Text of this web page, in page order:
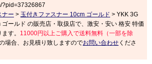
?pid=37326867
ナー > 玉付きファスナー 10cm ゴールド > YKK 3G
ールド の販売店・取扱店で、激安・安い 格安 特価
す。 11000円以上ご購入で送料無料（一部を除
場合、お見積り致しますのでお問い合わせ くださ